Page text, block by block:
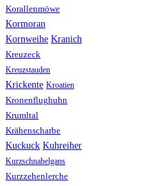
Korallenmöwe
Kormoran
Kornweihe Kranich
Kreuzeck
Kreuzstauden
Krickente Kroatien
Kronenflughuhn
Krumltal
Krähenscharbe
Kuckuck Kuhreiher
Kurzschnabelgans
Kurzzehenlerche